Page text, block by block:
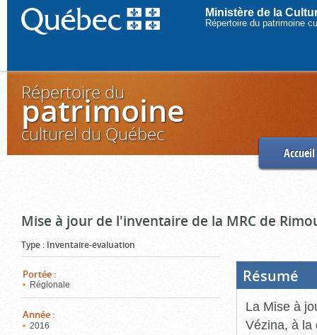
Ministère de la
Répertoire du patrimoine
Répertoire du
patrimoine
culturel du Québec
Accueil
Mise à jour de l'inventaire de la MRC de
Type : Inventaire-évaluation
Portée :
Régionale
Année :
2016
Résumé
La Mise à
Vézina, à la